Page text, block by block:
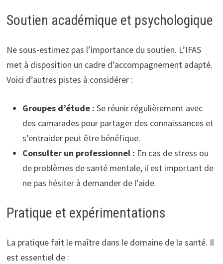
Soutien académique et psychologique
Ne sous-estimez pas l’importance du soutien. L’IFAS
met à disposition un cadre d’accompagnement adapté.
Voici d’autres pistes à considérer :
Groupes d’étude : Se réunir régulièrement avec
des camarades pour partager des connaissances et
s’entraider peut être bénéfique.
Consulter un professionnel : En cas de stress ou
de problèmes de santé mentale, il est important de
ne pas hésiter à demander de l’aide.
Pratique et expérimentations
La pratique fait le maître dans le domaine de la santé. Il
est essentiel de :